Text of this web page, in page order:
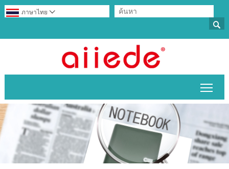

ภาษาไทย 